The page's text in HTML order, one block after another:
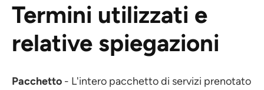
Termini utilizzati e
relative spiegazioni
Pacchetto - L'intero pacchetto di servizi prenotato